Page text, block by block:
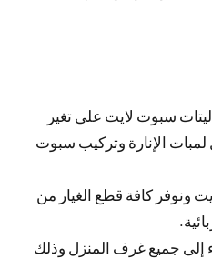
سبوت لايت على تغير
لمبات الإنارة وتركيب سبوت
ونوفر كافة قطع الغيار من
إلى جميع غرف المنزل وذلك